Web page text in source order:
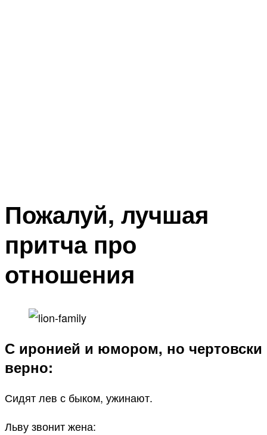
Пожалуй, лучшая
притча про
отношения
С иронией и юмором, но чертовски
верно:
Сидят лев с быком, ужинают.
Льву звонит жена: